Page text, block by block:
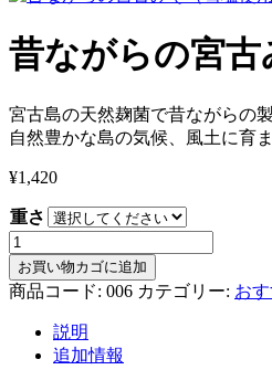
昔ながらの宮古
宮古島の天然麹菌で昔ながらの
自然豊かな島の気候、風土に育
¥1,420
重さ
昔
な
が
お買い物カゴに追加
商品コード: 006 カテゴリー: お
説明
追加情報